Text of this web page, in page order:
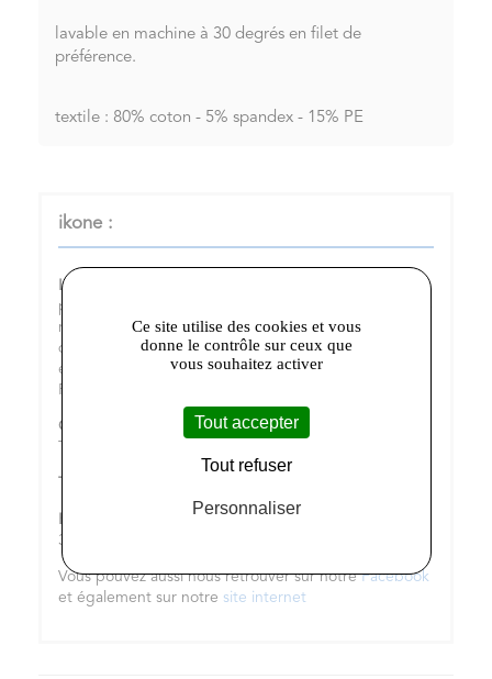
lavable en machine à 30 degrés en filet de
préférence.
textile : 80% coton - 5% spandex - 15% PE
ikone :
Le mot de l’équipe :
pépites Store qui allie Mode et Eco-Friendly pour une
mode qui doit s'adapter à son temps, une sélection
de produits tendance encadrée par des piliers
éthiques et responsables. le + une sélection Made in
France & italienne à 98%
Où trouver le magasin :89, rue de la scellerie 37000
30- 19h Dimanche, 11 h - 18 h
Vous pouvez aussi nous retrouver sur notreFacebook
et également sur notre site internet
Ce site utilise des cookies et vous
donne le contrôle sur ceux que
vous souhaitez activer
Tout accepter
Tout refuser
Personnaliser